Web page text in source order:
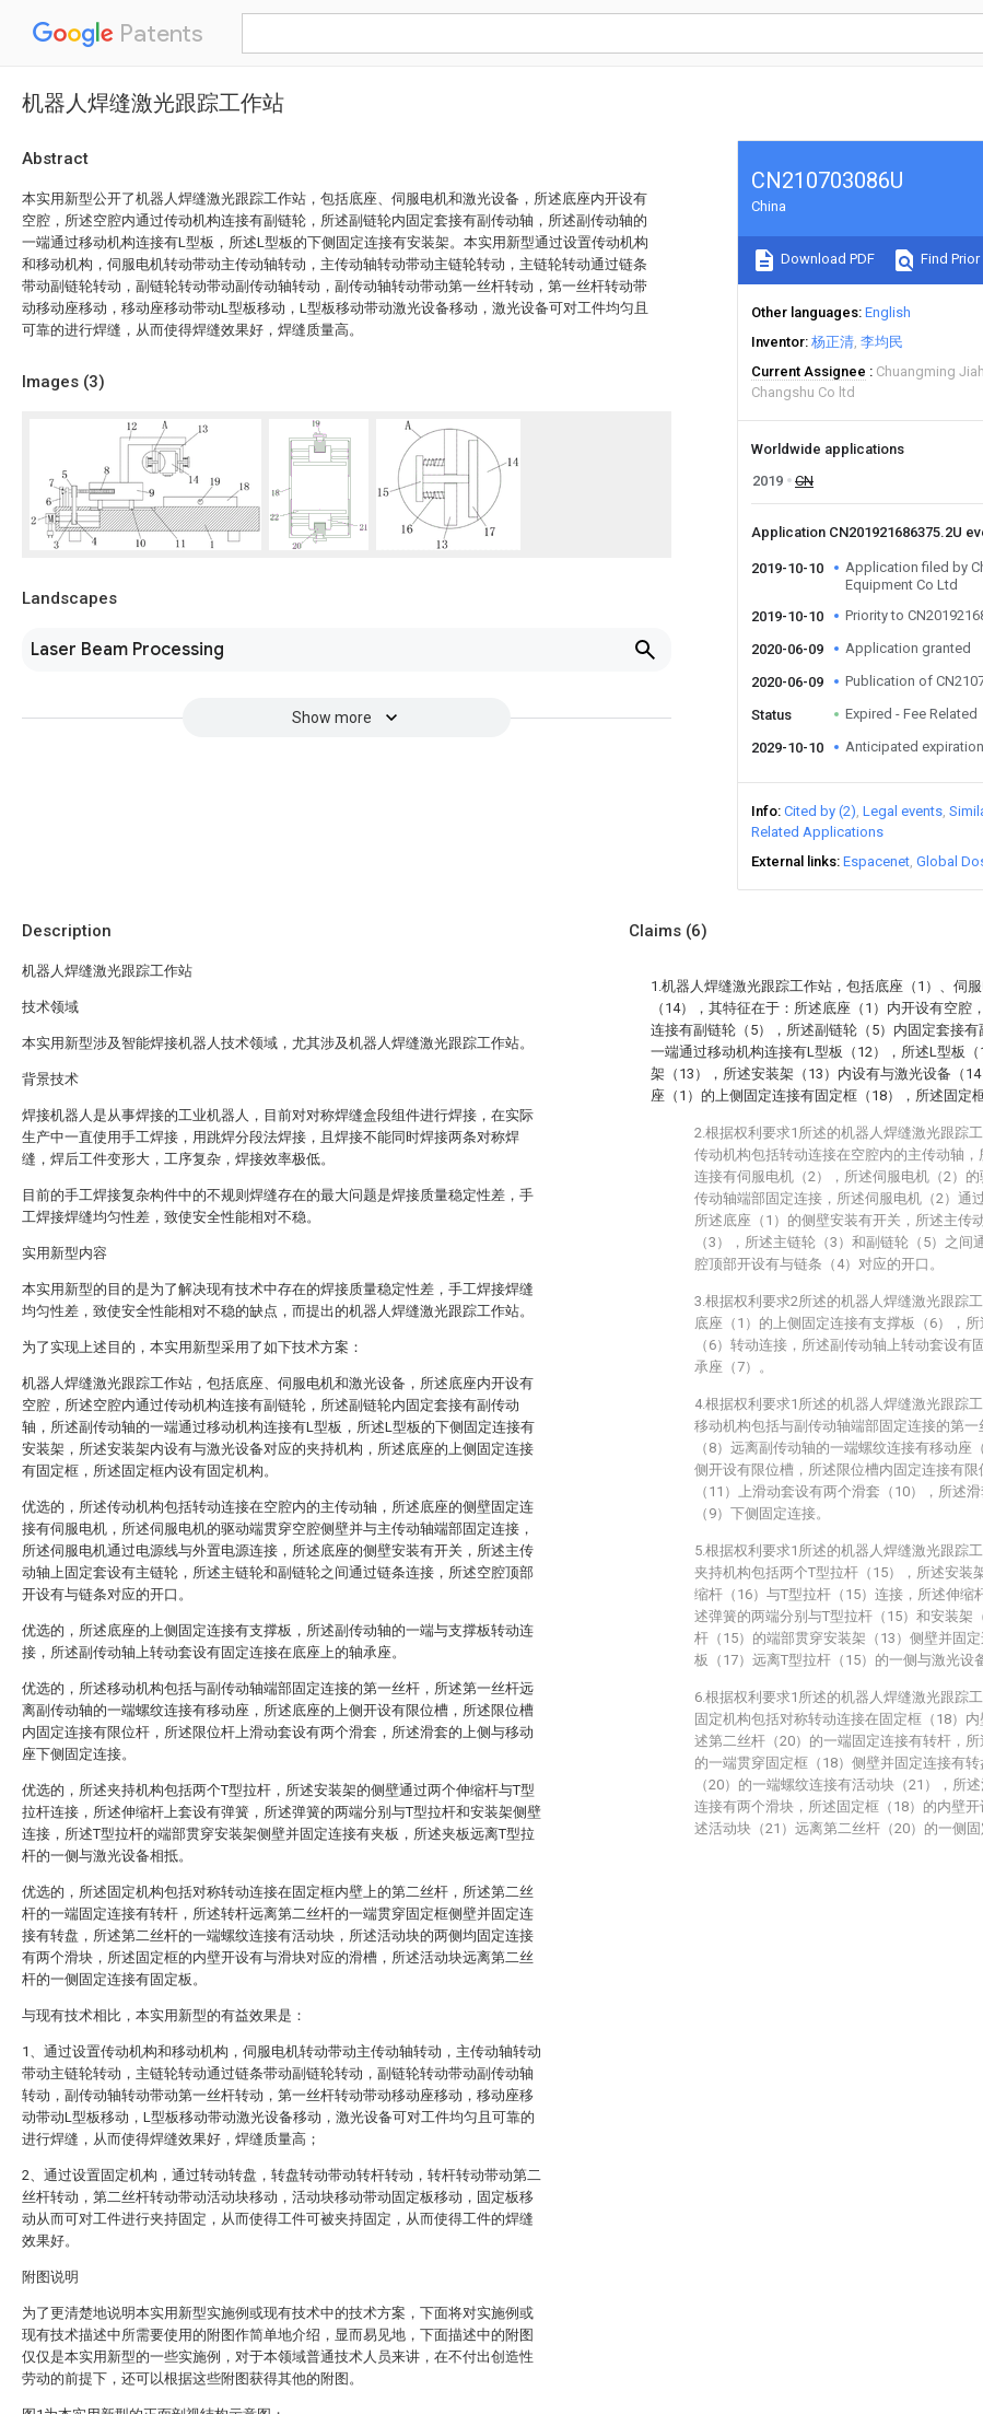
Patents
机器人焊缝激光跟踪工作站
Abstract
本实用新型公开了机器人焊缝激光跟踪工作站，包括底座、伺服电机和激光设备，所述底座内开设有
空腔，所述空腔内通过传动机构连接有副链轮，所述副链轮内固定套接有副传动轴，所述副传动轴的
一端通过移动机构连接有L型板，所述L型板的下侧固定连接有安装架。本实用新型通过设置传动机构
和移动机构，伺服电机转动带动主传动轴转动，主传动轴转动带动主链轮转动，主链轮转动通过链条
带动副链轮转动，副链轮转动带动副传动轴转动，副传动轴转动带动第一丝杆转动，第一丝杆转动带
动移动座移动，移动座移动带动L型板移动，L型板移动带动激光设备移动，激光设备可对工件均匀且
可靠的进行焊缝，从而使得焊缝效果好，焊缝质量高。
Images (3)
Landscapes
Laser Beam Processing
Show more
CN210703086U
China
Download PDF Find Prior
Other languages English
Inventor 杨正清 李均民
Current Assignee
Chuangming
Changshu Co ltd
Worldwide applications
2019
CN
Application CN201921686375.2U
2019-10-10
Application filed by
Equipment Co Ltd
2019-10-10
Priority to
2020-06-09 Application granted
2020-06-09 Publication of
Status Expired - Fee Related
2029-10-10 Anticipated expiration
Info Cited by (2) Legal events
Related Applications
External links Espacenet Global
Description
机器人焊缝激光跟踪工作站
技术领域
本实用新型涉及智能焊接机器人技术领域，尤其涉及机器人焊缝激光跟踪工作站。
背景技术
焊接机器人是从事焊接的工业机器人，目前对对称焊缝盒段组件进行焊接，在实际
生产中一直使用手工焊接，用跳焊分段法焊接，且焊接不能同时焊接两条对称焊
缝，焊后工件变形大，工序复杂，焊接效率极低。
目前的手工焊接复杂构件中的不规则焊缝存在的最大问题是焊接质量稳定性差，手
工焊接焊缝均匀性差，致使安全性能相对不稳。
实用新型内容
本实用新型的目的是为了解决现有技术中存在的焊接质量稳定性差，手工焊接焊缝
均匀性差，致使安全性能相对不稳的缺点，而提出的机器人焊缝激光跟踪工作站。
为了实现上述目的，本实用新型采用了如下技术方案：
机器人焊缝激光跟踪工作站，包括底座、伺服电机和激光设备，所述底座内开设有
空腔，所述空腔内通过传动机构连接有副链轮，所述副链轮内固定套接有副传动
轴，所述副传动轴的一端通过移动机构连接有L型板，所述L型板的下侧固定连接有
安装架，所述安装架内设有与激光设备对应的夹持机构，所述底座的上侧固定连接
有固定框，所述固定框内设有固定机构。
优选的，所述传动机构包括转动连接在空腔内的主传动轴，所述底座的侧壁固定连
接有伺服电机，所述伺服电机的驱动端贯穿空腔侧壁并与主传动轴端部固定连接，
所述伺服电机通过电源线与外置电源连接，所述底座的侧壁安装有开关，所述主传
动轴上固定套设有主链轮，所述主链轮和副链轮之间通过链条连接，所述空腔顶部
开设有与链条对应的开口。
优选的，所述底座的上侧固定连接有支撑板，所述副传动轴的一端与支撑板转动连
接，所述副传动轴上转动套设有固定连接在底座上的轴承座。
优选的，所述移动机构包括与副传动轴端部固定连接的第一丝杆，所述第一丝杆远
离副传动轴的一端螺纹连接有移动座，所述底座的上侧开设有限位槽，所述限位槽
内固定连接有限位杆，所述限位杆上滑动套设有两个滑套，所述滑套的上侧与移动
座下侧固定连接。
优选的，所述夹持机构包括两个T型拉杆，所述安装架的侧壁通过两个伸缩杆与T型
拉杆连接，所述伸缩杆上套设有弹簧，所述弹簧的两端分别与T型拉杆和安装架侧壁
连接，所述T型拉杆的端部贯穿安装架侧壁并固定连接有夹板，所述夹板远离T型拉
杆的一侧与激光设备相抵。
优选的，所述固定机构包括对称转动连接在固定框内壁上的第二丝杆，所述第二丝
杆的一端固定连接有转杆，所述转杆远离第二丝杆的一端贯穿固定框侧壁并固定连
接有转盘，所述第二丝杆的一端螺纹连接有活动块，所述活动块的两侧均固定连接
有两个滑块，所述固定框的内壁开设有与滑块对应的滑槽，所述活动块远离第二丝
杆的一侧固定连接有固定板。
与现有技术相比，本实用新型的有益效果是：
1、通过设置传动机构和移动机构，伺服电机转动带动主传动轴转动，主传动轴转动
带动主链轮转动，主链轮转动通过链条带动副链轮转动，副链轮转动带动副传动轴
转动，副传动轴转动带动第一丝杆转动，第一丝杆转动带动移动座移动，移动座移
动带动L型板移动，L型板移动带动激光设备移动，激光设备可对工件均匀且可靠的
进行焊缝，从而使得焊缝效果好，焊缝质量高；
2、通过设置固定机构，通过转动转盘，转盘转动带动转杆转动，转杆转动带动第二
丝杆转动，第二丝杆转动带动活动块移动，活动块移动带动固定板移动，固定板移
动从而可对工件进行夹持固定，从而使得工件可被夹持固定，从而使得工件的焊缝
效果好。
附图说明
为了更清楚地说明本实用新型实施例或现有技术中的技术方案，下面将对实施例或
现有技术描述中所需要使用的附图作简单地介绍，显而易见地，下面描述中的附图
仅仅是本实用新型的一些实施例，对于本领域普通技术人员来讲，在不付出创造性
劳动的前提下，还可以根据这些附图获得其他的附图。
Claims (6)
1.机器人焊缝激光跟踪工作站，包括底座（1）、伺
（14），其特征在于：所述底座（1）内开设有空腔
连接有副链轮（5），所述副链轮（5）内固定套接
一端通过移动机构连接有L型板（12），所述L型板
架（13），所述安装架（13）内设有与激光设备（
座（1）的上侧固定连接有固定框（18），所述固定
2.根据权利要求1所述的机器人焊缝激光跟踪
传动机构包括转动连接在空腔内的主传动轴
连接有伺服电机（2），所述伺服电机（2）
传动轴端部固定连接，所述伺服电机（2）通
所述底座（1）的侧壁安装有开关，所述主传
（3），所述主链轮（3）和副链轮（5）之
腔顶部开设有与链条（4）对应的开口。
3.根据权利要求2所述的机器人焊缝激光跟踪
底座（1）的上侧固定连接有支撑板（6），
（6）转动连接，所述副传动轴上转动套设有
承座（7）。
4.根据权利要求1所述的机器人焊缝激光跟踪
移动机构包括与副传动轴端部固定连接的第
（8）远离副传动轴的一端螺纹连接有移动座
侧开设有限位槽，所述限位槽内固定连接有
（11）上滑动套设有两个滑套（10），所述
（9）下侧固定连接。
5.根据权利要求1所述的机器人焊缝激光跟踪
夹持机构包括两个T型拉杆（15），所述安装
缩杆（16）与T型拉杆（15）连接，所述伸缩
述弹簧的两端分别与T型拉杆（15）和安装架
杆（15）的端部贯穿安装架（13）侧壁并固
板（17）远离T型拉杆（15）的一侧与激光设
6.根据权利要求1所述的机器人焊缝激光跟踪
固定机构包括对称转动连接在固定框（18）
述第二丝杆（20）的一端固定连接有转杆，所
的一端贯穿固定框（18）侧壁并固定连接有
（20）的一端螺纹连接有活动块（21），所
连接有两个滑块，所述固定框（18）的内壁
述活动块（21）远离第二丝杆（20）的一侧固